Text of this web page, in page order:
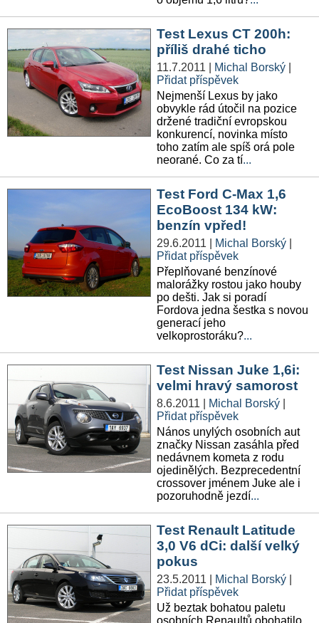
Test Lexus CT 200h:
příliš drahé ticho
11.7.2011 Michal Borský
Přidat příspěvek
Nejmenší Lexus by jako
obvykle rád útočil na pozice
držené tradiční evropskou
konkurencí, novinka místo
toho zatím ale spíš orá pole
neorané. Co za tí...
Test Ford C-Max 1,6
EcoBoost 134 kW:
benzín vpřed!
29.6.2011 Michal Borský
Přidat příspěvek
Přeplňované benzínové
malorážky rostou jako houby
po dešti. Jak si poradí
Fordova jedna šestka s novou
generací jeho
velkoprostoráku?...
Test Nissan Juke 1,6i:
velmi hravý samorost
8.6.2011 Michal Borský
Přidat příspěvek
Nános unylých osobních aut
značky Nissan zasáhla před
nedávnem kometa z rodu
ojedinělých. Bezprecedentní
crossover jménem Juke ale i
pozoruhodně jezdí...
Test Renault Latitude
3,0 V6 dCi: další velký
pokus
23.5.2011 Michal Borský
Přidat příspěvek
Už beztak bohatou paletu